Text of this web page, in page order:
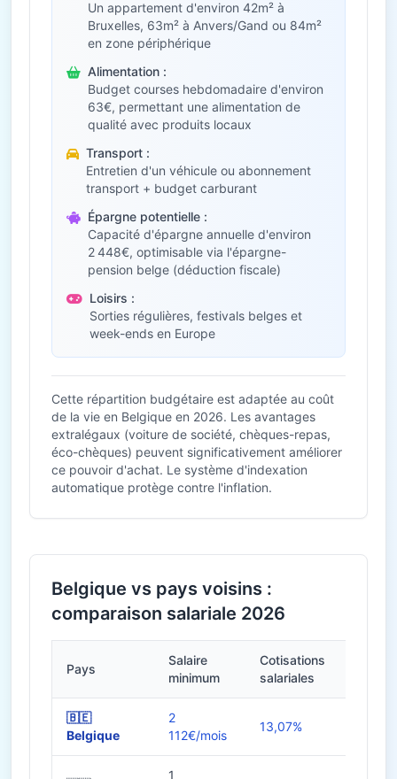
Un appartement d'environ 42m² à
Bruxelles, 63m² à Anvers/Gand ou 84m²
en zone périphérique
Alimentation :
Budget courses hebdomadaire d'environ
63€, permettant une alimentation de
qualité avec produits locaux
Transport :
Entretien d'un véhicule ou abonnement
transport + budget carburant
Épargne potentielle :
Capacité d'épargne annuelle d'environ
2 448€, optimisable via l'épargne-
pension belge (déduction fiscale)
Loisirs :
Sorties régulières, festivals belges et
week-ends en Europe
Cette répartition budgétaire est adaptée au coût
de la vie en Belgique en 2026. Les avantages
extralégaux (voiture de société, chèques-repas,
éco-chèques) peuvent significativement améliorer
ce pouvoir d'achat. Le système d'indexation
automatique protège contre l'inflation.
Belgique vs pays voisins :
comparaison salariale 2026
Pays
Salaire
minimum
Cotisations
salariales
🇧🇪
Belgique
2
112€/mois
13,07%
1